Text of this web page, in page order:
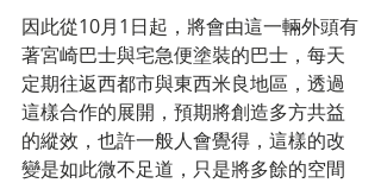
因此從10月1日起，將會由這一輛外頭有
著宮崎巴士與宅急便塗裝的巴士，每天
定期往返西都市與東西米良地區，透過
這樣合作的展開，預期將創造多方共益
的縱效，也許一般人會覺得，這樣的改
變是如此微不足道，只是將多餘的空間